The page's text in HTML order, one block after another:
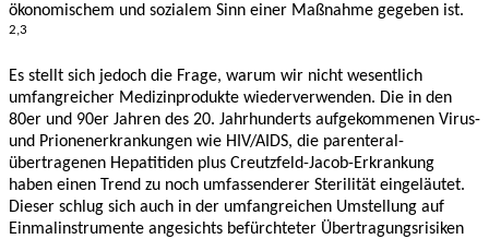
ökonomischem und sozialem Sinn einer Maßnahme gegeben ist.
2,3
Es stellt sich jedoch die Frage, warum wir nicht wesentlich
umfangreicher Medizinprodukte wiederverwenden. Die in den
80er und 90er Jahren des 20. Jahrhunderts aufgekommenen Virus-
und Prionenerkrankungen wie HIV/AIDS, die parenteral-
übertragenen Hepatitiden plus Creutzfeld-Jacob-Erkrankung
haben einen Trend zu noch umfassenderer Sterilität eingeläutet.
Dieser schlug sich auch in der umfangreichen Umstellung auf
Einmalinstrumente angesichts befürchteter Übertragungsrisiken